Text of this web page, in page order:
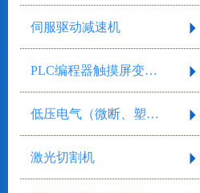
伺服驱动减速机
PLC编程器触摸屏变频器
低压电气（微断、塑壳、框架）
激光切割机